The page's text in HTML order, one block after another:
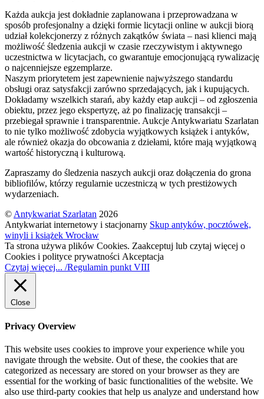
Każda aukcja jest dokładnie zaplanowana i przeprowadzana w
sposób profesjonalny a dzięki formie licytacji online w aukcji biorą
udział kolekcjonerzy z różnych zakątków świata – nasi klienci mają
możliwość śledzenia aukcji w czasie rzeczywistym i aktywnego
uczestnictwa w licytacjach, co gwarantuje emocjonującą rywalizację
o najcenniejsze egzemplarze.
Naszym priorytetem jest zapewnienie najwyższego standardu
obsługi oraz satysfakcji zarówno sprzedających, jak i kupujących.
Dokładamy wszelkich starań, aby każdy etap aukcji – od zgłoszenia
obiektu, przez jego ekspertyzę, aż po finalizację transakcji –
przebiegał sprawnie i transparentnie. Aukcje Antykwariatu Szarlatan
to nie tylko możliwość zdobycia wyjątkowych książek i antyków,
ale również okazja do obcowania z dziełami, które mają wyjątkową
wartość historyczną i kulturową.
Zapraszamy do śledzenia naszych aukcji oraz dołączenia do grona
bibliofilów, którzy regularnie uczestniczą w tych prestiżowych
wydarzeniach.
© Antykwariat Szarlatan 2026
Antykwariat internetowy i stacjonarny Skup antyków, pocztówek,
winyli i książek Wrocław
Ta strona używa plików Cookies. Zaakceptuj lub czytaj więcej o
Cookies i polityce prywatności Akceptacja
Czytaj więcej... /Regulamin punkt VIII
Close
Privacy Overview
This website uses cookies to improve your experience while you
navigate through the website. Out of these, the cookies that are
categorized as necessary are stored on your browser as they are
essential for the working of basic functionalities of the website. We
also use third-party cookies that help us analyze and understand how